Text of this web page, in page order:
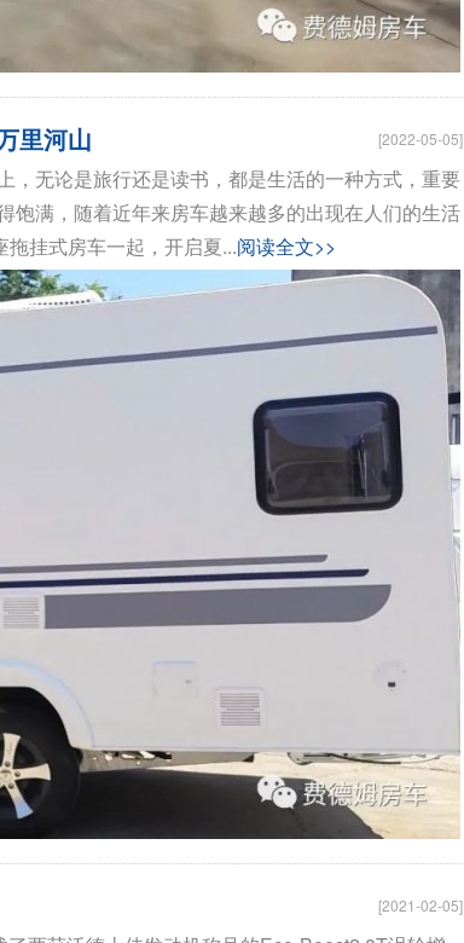
里河山 [2022-05-05]
，无论是旅行还是读书，都是生活的一种方式，重要
饱满，随着近年来房车越来越多的出现在人们的生活
挂式房车一起，开启夏...阅读全文>>
[2021-02-05]